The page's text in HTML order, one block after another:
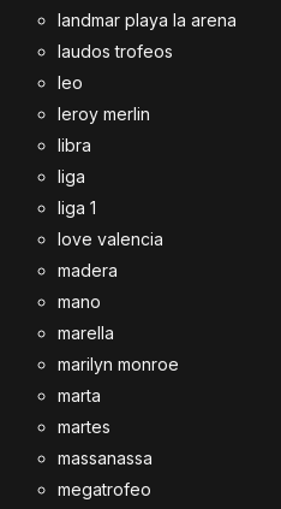
landmar playa la arena
laudos trofeos
leo
leroy merlin
libra
liga
liga 1
love valencia
madera
mano
marella
marilyn monroe
marta
martes
massanassa
megatrofeo